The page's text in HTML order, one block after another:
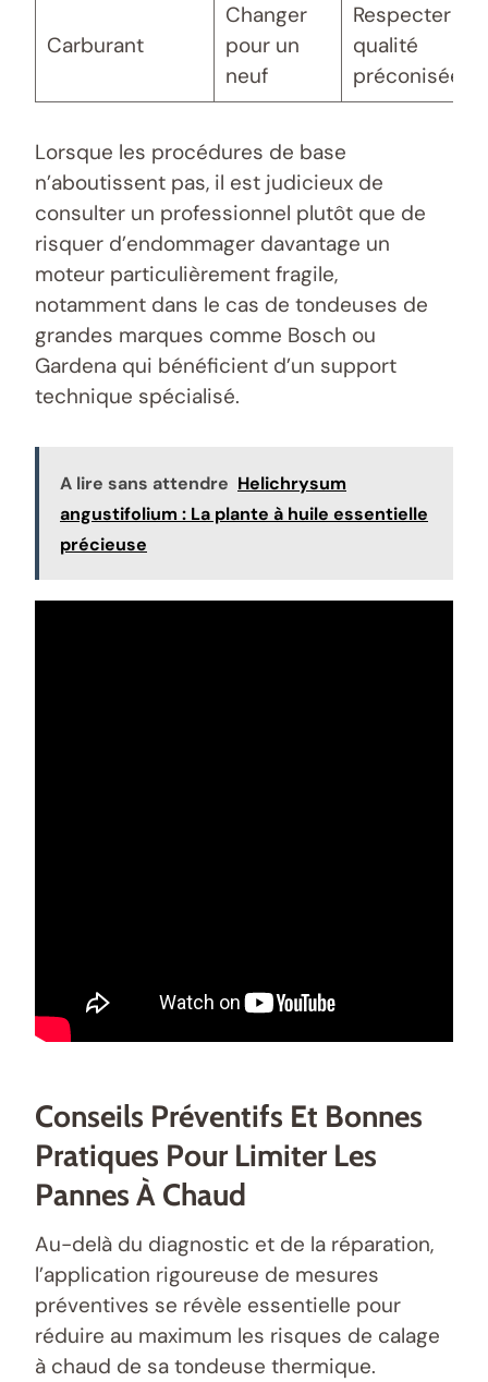
Carburant
Changer
pour un
neuf
Respecter la
qualité
préconisée
Lorsque les procédures de base
n’aboutissent pas, il est judicieux de
consulter un professionnel plutôt que de
risquer d’endommager davantage un
moteur particulièrement fragile,
notamment dans le cas de tondeuses de
grandes marques comme Bosch ou
Gardena qui bénéficient d’un support
technique spécialisé.
A lire sans attendre Helichrysum
angustifolium : La plante à huile essentielle
précieuse
Conseils Préventifs Et Bonnes
Pratiques Pour Limiter Les
Pannes À Chaud
Au-delà du diagnostic et de la réparation,
l’application rigoureuse de mesures
préventives se révèle essentielle pour
réduire au maximum les risques de calage
à chaud de sa tondeuse thermique.